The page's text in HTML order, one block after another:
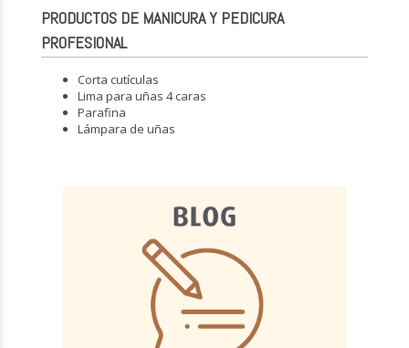
PRODUCTOS DE MANICURA Y PEDICURA
PROFESIONAL
Corta cutículas
Lima para uñas 4 caras
Parafina
Lámpara de uñas